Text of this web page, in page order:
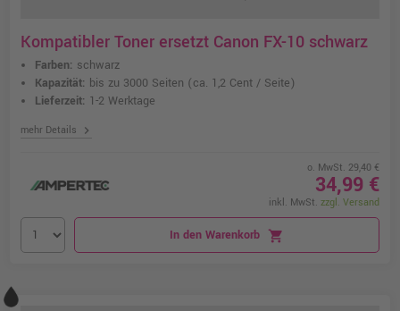
Kompatibler Toner ersetzt Canon FX-10 schwarz
Farben: schwarz
Kapazität: bis zu 3000 Seiten (ca. 1,2 Cent / Seite)
Lieferzeit: 1-2 Werktage
mehr Details chevron_right
o. MwSt. 29,40 €
34,99 €
inkl. MwSt. zzgl. Versand
In den Warenkorb shopping_cart